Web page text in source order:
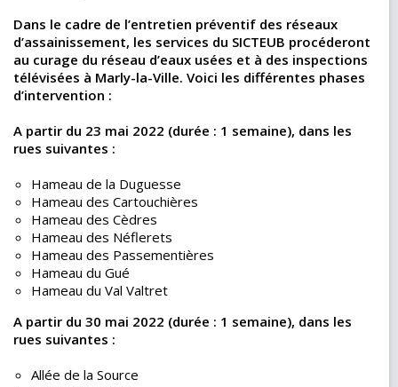
Dans le cadre de l’entretien préventif des réseaux
d’assainissement, les services du SICTEUB procéderont
au curage du réseau d’eaux usées et à des inspections
télévisées à Marly-la-Ville. Voici les différentes phases
d’intervention :
A partir du 23 mai 2022 (durée : 1 semaine), dans les
rues suivantes :
Hameau de la Duguesse
Hameau des Cartouchières
Hameau des Cèdres
Hameau des Néflerets
Hameau des Passementières
Hameau du Gué
Hameau du Val Valtret
A partir du 30 mai 2022 (durée : 1 semaine), dans les
rues suivantes :
Allée de la Source